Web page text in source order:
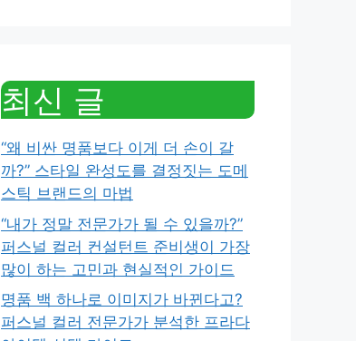
최신 글
“왜 비싼 명품보다 이게 더 손이 갈
까?” 스타일 완성도를 결정짓는 도메
스틱 브랜드의 마법
“내가 정말 전문가가 될 수 있을까?”
퍼스널 컬러 컨설턴트 준비생이 가장
많이 하는 고민과 현실적인 가이드
명품 백 하나로 이미지가 바뀐다고?
퍼스널 컬러 전문가가 분석한 프라다